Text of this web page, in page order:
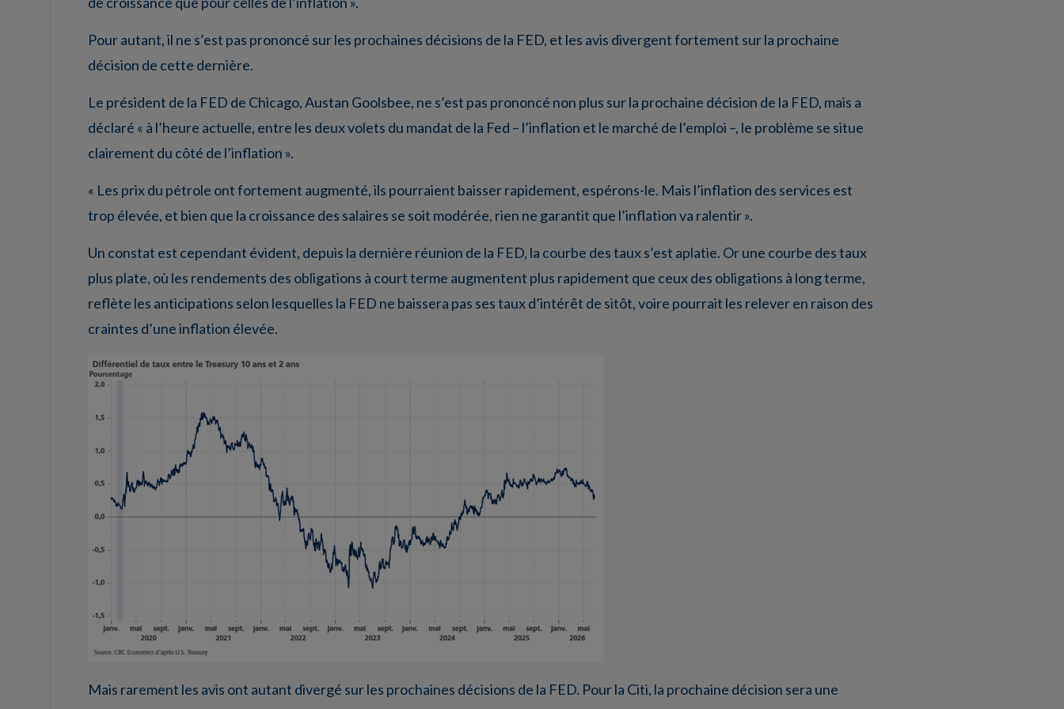
Pour autant, il ne s’est pas prononcé sur les prochaines décisions de la FED, et les avis divergent fortement sur la prochaine
décision de cette dernière.
Le président de la FED de Chicago, Austan Goolsbee, ne s’est pas prononcé non plus sur la prochaine décision de la FED, mais a
déclaré « à l’heure actuelle, entre les deux volets du mandat de la Fed – l’inflation et le marché de l’emploi –, le problème se situe
clairement du côté de l’inflation ».
« Les prix du pétrole ont fortement augmenté, ils pourraient baisser rapidement, espérons-le. Mais l’inflation des services est
trop élevée, et bien que la croissance des salaires se soit modérée, rien ne garantit que l’inflation va ralentir ».
Un constat est cependant évident, depuis la dernière réunion de la FED, la courbe des taux s’est aplatie. Or une courbe des taux
plus plate, où les rendements des obligations à court terme augmentent plus rapidement que ceux des obligations à long terme,
reflète les anticipations selon lesquelles la FED ne baissera pas ses taux d’intérêt de sitôt, voire pourrait les relever en raison des
craintes d’une inflation élevée.
Mais rarement les avis ont autant divergé sur les prochaines décisions de la FED. Pour la Citi, la prochaine décision sera une